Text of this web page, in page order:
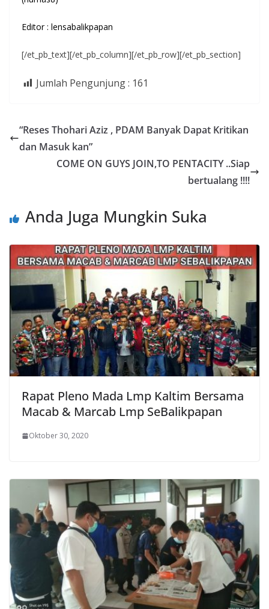
Editor : lensabalikpapan
[/et_pb_text][/et_pb_column][/et_pb_row][/et_pb_section]
Jumlah Pengunjung : 161
“Reses Thohari Aziz , PDAM Banyak Dapat Kritikan
dan Masuk kan”
COME ON GUYS JOIN,TO PENTACITY ..Siap
bertualang !!!!
Anda Juga Mungkin Suka
Rapat Pleno Mada Lmp Kaltim Bersama
Macab & Marcab Lmp SeBalikpapan
Oktober 30, 2020